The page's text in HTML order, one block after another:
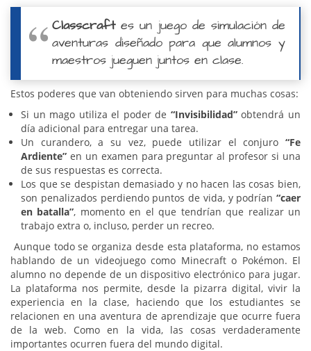
Classcraftes un juego de simulación de
aventuras diseñado para que alumnos y
maestros jueguen juntos en clase.
Estos poderes que van obteniendo sirven para muchas cosas:
Si un mago utiliza el poder de “Invisibilidad”obtendrá un
día adicional para entregar una tarea.
Un curandero, a su vez, puede utilizar el conjuro “Fe
Ardiente” en un examen para preguntar al profesor si una
de sus respuestas es correcta.
Los que se despistan demasiado y no hacen las cosas bien,
son penalizados perdiendo puntos de vida, y podrían “caer
en batalla”, momento en el que tendrían que realizar un
trabajo extra o, incluso, perder un recreo.
Aunque todo se organiza desde esta plataforma, no estamos
hablando de un videojuego como Minecraft o Pokémon. El
alumno no depende de un dispositivo electrónico para jugar.
La plataforma nos permite, desde la pizarra digital, vivir la
experiencia en la clase, haciendo que los estudiantes se
relacionen en una aventura de aprendizaje que ocurre fuera
de la web. Como en la vida, las cosas verdaderamente
importantes ocurren fuera del mundo digital.